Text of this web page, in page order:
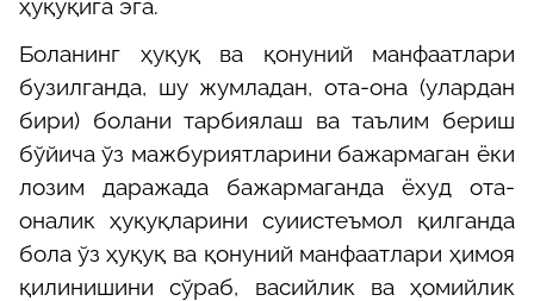
ҳуқуқига эга.
Боланинг ҳуқуқ ва қонуний манфаатлари
бузилганда, шу жумладан, ота-она (улардан
бири) болани тарбиялаш ва таълим бериш
бўйича ўз мажбуриятларини бажармаган ёки
лозим даражада бажармаганда ёхуд ота-
оналик ҳуқуқларини суиистеъмол қилганда
бола ўз ҳуқуқ ва қонуний манфаатлари ҳимоя
қилинишини сўраб, васийлик ва ҳомийлик